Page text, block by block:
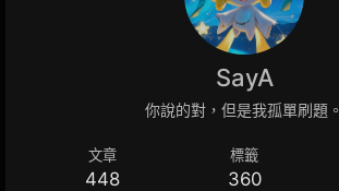
SayA
你說的對，但是我孤單刷題。
文章
448
標籤
360